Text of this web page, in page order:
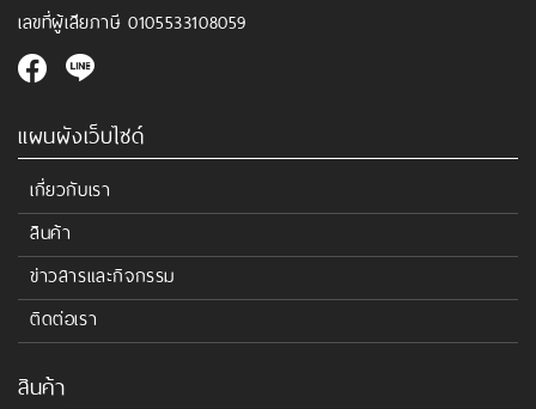
เลขที่ผู้เสียภาษี0105533108059
แผนผังเว็บไซด์
เกี่ยวกับเรา
สินค้า
ข่าวสารและกิจกรรม
ติดต่อเรา
สินค้า